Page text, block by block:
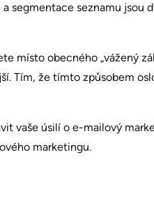
segmentace seznamu jsou
místo obecného „vážený
Tím, že tímto způsobem
vaše úsilí o e-mailový
marketingu.